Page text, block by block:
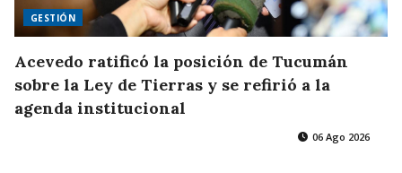
GESTIÓN
Acevedo ratificó la posición de Tucumán
sobre la Ley de Tierras y se refirió a la
agenda institucional
06 Ago 2026